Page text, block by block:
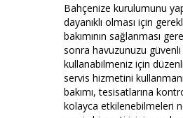
Bahçenize kurulumunu
dayanıklı olması için
bakımının sağlanması
sonra havuzunuzu
kullanabilmeniz için
servis hizmetini
bakımı, tesisatlarına
kolayca etkilenebilmeleri